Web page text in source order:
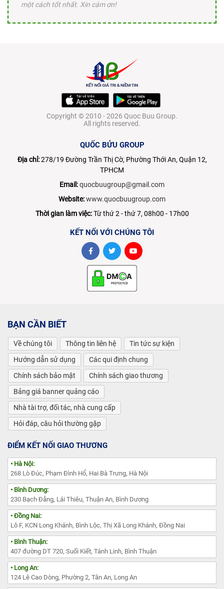
một cách tốt nhất. Xin cám ơn!
Copyright © 2010 - 2026 Quoc Buu Group.
All rights reserved.
QUỐC BỬU GROUP
Địa chỉ:278/19 Đường Trần Thị Cờ, Phường Thới An, Quận 12,
TPHCM
Email:quocbuugroup@gmail.com
Website:www.quocbuugroup.com
Thời gian làm việc:Từ thứ 2 - thứ 7, 08h00 - 17h00
KẾT NỐI VỚI CHÚNG TÔI
BẠN CẦN BIẾT
Về chúng tôi Thông tin liên hệ
Tin tức sự kiện
Hướng dẫn sử dụng
Các qui định chung
Chính sách bảo mật
Chính sách giao thương
Bảng giá banner quảng cáo
Nhà tài trợ, đối tác, nhà cung cấp
Hỏi đáp, câu hỏi thường gặp
ĐIỂM KẾT NỐI GIAO THƯƠNG
• Hà Nội:
268 Lò Đúc, Phạm Đình Hổ, Hai Bà Trưng, Hà Nội
• Bình Dương:
230 Bạch Đằng, Lái Thiêu, Thuận An, Bình Dương
• Đồng Nai:
Lô F, KCN Long Khánh, Bình Lộc, Thị Xã Long Khánh, Đồng Nai
• Bình Thuận:
407 đường DT 720, Suối Kiết, Tánh Linh, Bình Thuận
• Long An:
124 Lê Cao Dòng, Phường 2, Tân An, Long An